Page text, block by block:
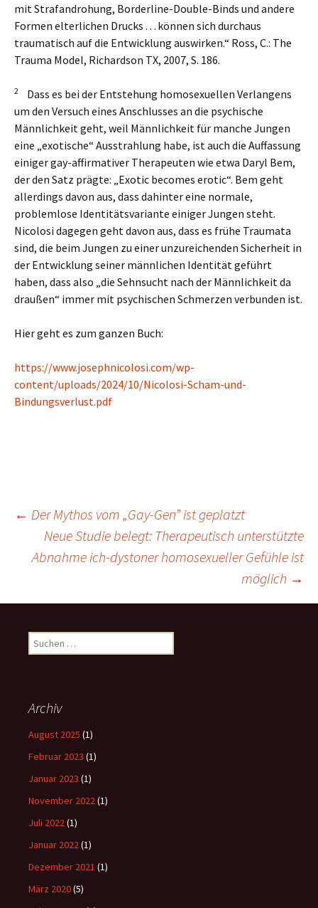
mit Strafandrohung, Borderline-Double-Binds und andere
Formen elterlichen Drucks … können sich durchaus
traumatisch auf die Entwicklung auswirken.“ Ross, C.: The
Trauma Model, Richardson TX, 2007, S. 186.
2
Dass es bei der Entstehung homosexuellen Verlangens
um den Versuch eines Anschlusses an die psychische
Männlichkeit geht, weil Männlichkeit für manche Jungen
eine „exotische“ Ausstrahlung habe, ist auch die Auffassung
einiger gay-affirmativer Therapeuten wie etwa Daryl Bem,
der den Satz prägte: „Exotic becomes erotic“. Bem geht
allerdings davon aus, dass dahinter eine normale,
problemlose Identitätsvariante einiger Jungen steht.
Nicolosi dagegen geht davon aus, dass es frühe Traumata
sind, die beim Jungen zu einer unzureichenden Sicherheit in
der Entwicklung seiner männlichen Identität geführt
haben, dass also „die Sehnsucht nach der Männlichkeit da
draußen“ immer mit psychischen Schmerzen verbunden ist.
Hier geht es zum ganzen Buch:
https://www.josephnicolosi.com/wp-
content/uploads/2024/10/Nicolosi-Scham-und-
Bindungsverlust.pdf
Beitrags-
Navigation
← Der Mythos vom „Gay-Gen” ist geplatzt
Neue Studie belegt: Therapeutisch unterstützte
Abnahme ich-dystoner homosexueller Gefühle ist
möglich →
Suchen
nach:
Archiv
August 2025 (1)
Februar 2023 (1)
Januar 2023 (1)
November 2022(1)
Juli 2022(1)
Januar 2022(1)
Dezember 2021 (1)
März 2020(5)